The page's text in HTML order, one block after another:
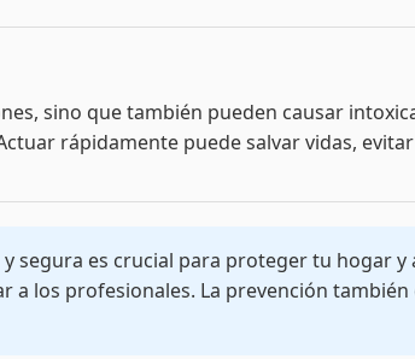
sino que también pueden causar
rápidamente puede salvar vidas,
segura es crucial para proteger tu hogar
los profesionales. La prevención